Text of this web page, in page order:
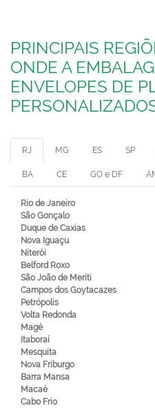
PRINCIPAIS
ONDE A
ENVELOPES DE
RJ MG ES SP
BA CE GO e DF
Rio de Janeiro
São Gonçalo
Duque de Caxias
Nova Iguaçu
Niterói
Belford Roxo
São João de Meriti
Campos dos Goytacazes
Petrópolis
Volta Redonda
Magé
Itaboraí
Mesquita
Nova Friburgo
Barra Mansa
Macaé
Cabo Frio